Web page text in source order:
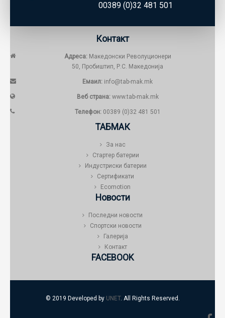
00389 (0)32 481 501
Контакт
Адреса:Македонски Револуционери
50, Пробиштип, Р.С. Македонија
Емаил: info@tab-mak.mk
Веб страна: www.tab-mak.mk
Телефон:00389 (0)32 481 501
ТАБМАК
За нас
Стартер батерии
Индустриски батерии
Сертификати
Ecomotion
Новости
Последни новости
Спортски новости
Галерија
Контакт
FACEBOOK
© 2019 Developed by UNET. All Rights Reserved.